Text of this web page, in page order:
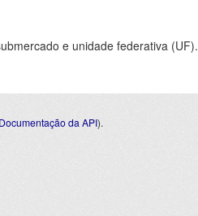
e unidade federativa (UF).
Documentação da API).